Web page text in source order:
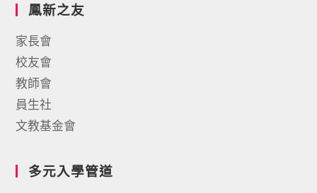
鳳新之友
家長會
校友會
教師會
員生社
文教基金會
多元入學管道